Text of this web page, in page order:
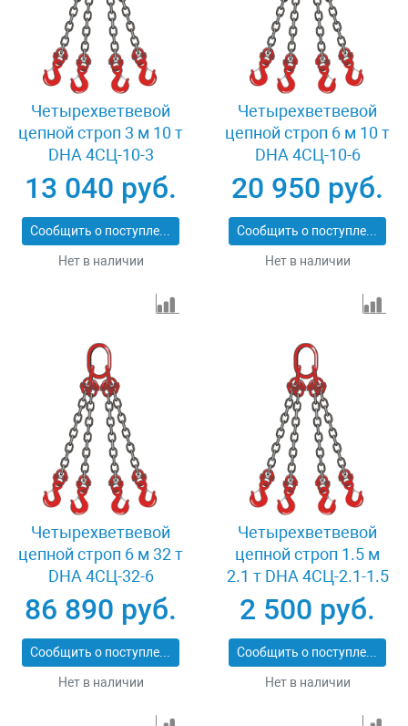
Четырехветвевой
цепной строп 3 м 10 т
DHA 4СЦ-10-3
13 040 руб.
Сообщить о поступлении
Нет в наличии
Четырехветвевой
цепной строп 6 м 10 т
DHA 4СЦ-10-6
20 950 руб.
Сообщить о поступлении
Нет в наличии
Четырехветвевой
цепной строп 6 м 32 т
DHA 4СЦ-32-6
86 890 руб.
Сообщить о поступлении
Нет в наличии
Четырехветвевой
цепной строп 1.5 м
2.1 т DHA 4СЦ-2.1-1.5
2 500 руб.
Сообщить о поступлении
Нет в наличии